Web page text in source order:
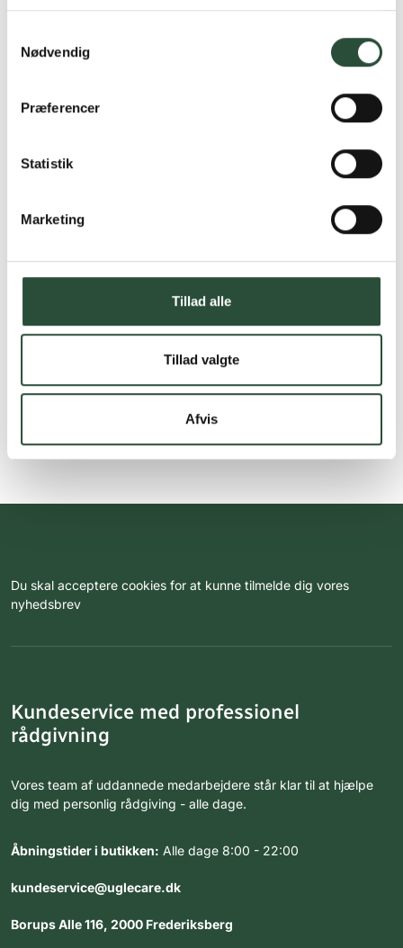
Nødvendig
Præferencer
Statistik
Marketing
Tillad alle
Tillad valgte
Afvis
Du skal acceptere cookies for at kunne tilmelde dig vores
nyhedsbrev
Kundeservice med professionel
rådgivning
Vores team af uddannede medarbejdere står klar til at hjælpe
dig med personlig rådgiving - alle dage.
Åbningstider i butikken: Alle dage 8:00 - 22:00
kundeservice@uglecare.dk
Borups Alle 116, 2000 Frederiksberg